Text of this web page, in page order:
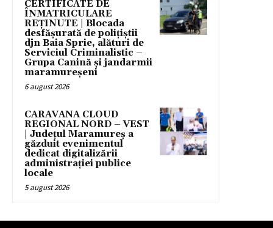
CERTIFICATE DE
ÎNMATRICULARE
REȚINUTE | Blocada
desfășurată de polițiștii
djn Baia Sprie, alături de
Serviciul Criminalistic –
Grupa Canină și jandarmii
maramureșeni
6 august 2026
CARAVANA CLOUD
REGIONAL NORD – VEST
| Județul Maramureș a
găzduit evenimentul
dedicat digitalizării
administrației publice
locale
5 august 2026